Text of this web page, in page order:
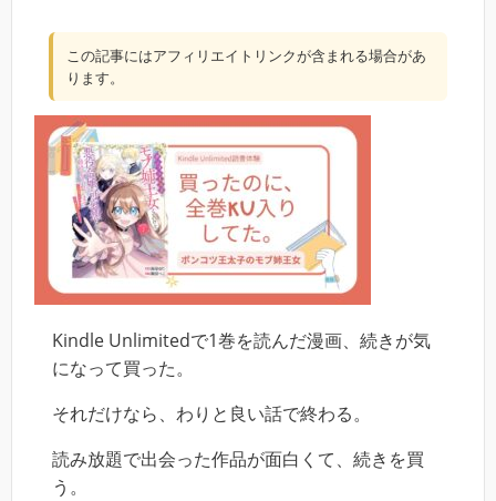
この記事にはアフィリエイトリンクが含まれる場合があ
ります。
Kindle Unlimitedで1巻を読んだ漫画、続きが気
になって買った。
それだけなら、わりと良い話で終わる。
読み放題で出会った作品が面白くて、続きを買
う。